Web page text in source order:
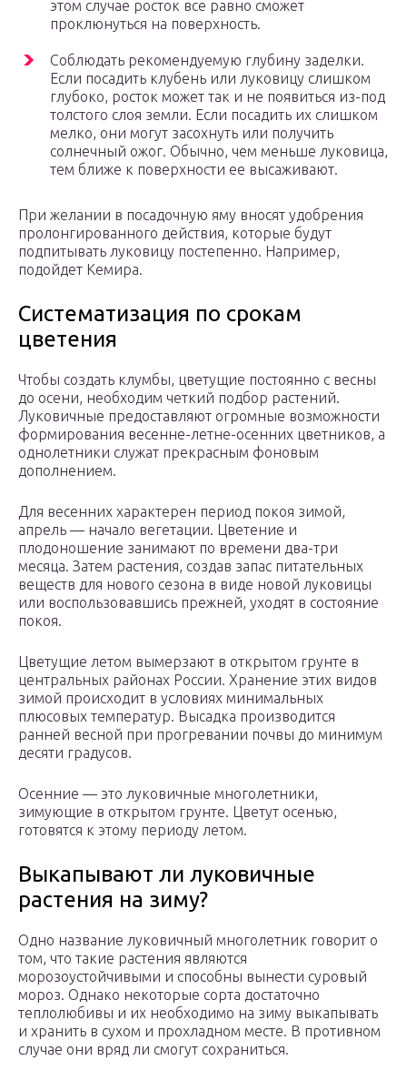
этом случае росток все равно сможет
проклюнуться на поверхность.
Соблюдать рекомендуемую глубину заделки.
Если посадить клубень или луковицу слишком
глубоко, росток может так и не появиться из-под
толстого слоя земли. Если посадить их слишком
мелко, они могут засохнуть или получить
солнечный ожог. Обычно, чем меньше луковица,
тем ближе к поверхности ее высаживают.
При желании в посадочную яму вносят удобрения
пролонгированного действия, которые будут
подпитывать луковицу постепенно. Например,
подойдет Кемира.
Систематизация по срокам
цветения
Чтобы создать клумбы, цветущие постоянно с весны
до осени, необходим четкий подбор растений.
Луковичные предоставляют огромные возможности
формирования весенне-летне-осенних цветников, а
однолетники служат прекрасным фоновым
дополнением.
Для весенних характерен период покоя зимой,
апрель — начало вегетации. Цветение и
плодоношение занимают по времени два-три
месяца. Затем растения, создав запас питательных
веществ для нового сезона в виде новой луковицы
или воспользовавшись прежней, уходят в состояние
покоя.
Цветущие летом вымерзают в открытом грунте в
центральных районах России. Хранение этих видов
зимой происходит в условиях минимальных
плюсовых температур. Высадка производится
ранней весной при прогревании почвы до минимум
десяти градусов.
Осенние — это луковичные многолетники,
зимующие в открытом грунте. Цветут осенью,
готовятся к этому периоду летом.
Выкапывают ли луковичные
растения на зиму?
Одно название луковичный многолетник говорит о
том, что такие растения являются
морозоустойчивыми и способны вынести суровый
мороз. Однако некоторые сорта достаточно
теплолюбивы и их необходимо на зиму выкапывать
и хранить в сухом и прохладном месте. В противном
случае они вряд ли смогут сохраниться.